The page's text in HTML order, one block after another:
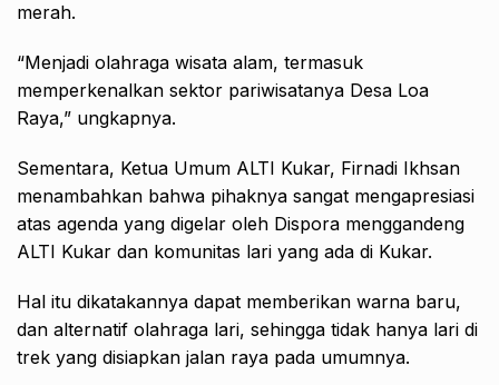
merah.
“Menjadi olahraga wisata alam, termasuk
memperkenalkan sektor pariwisatanya Desa Loa
Raya,” ungkapnya.
Sementara, Ketua Umum ALTI Kukar, Firnadi Ikhsan
menambahkan bahwa pihaknya sangat mengapresiasi
atas agenda yang digelar oleh Dispora menggandeng
ALTI Kukar dan komunitas lari yang ada di Kukar.
Hal itu dikatakannya dapat memberikan warna baru,
dan alternatif olahraga lari, sehingga tidak hanya lari di
trek yang disiapkan jalan raya pada umumnya.